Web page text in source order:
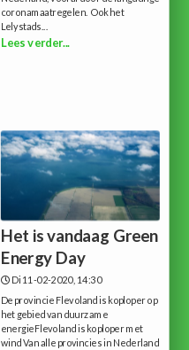
coronamaatregelen. Ook het
Lelystads...
Lees verder...
Het is vandaag Green
Energy Day
Di 11-02-2020, 14:30
De provincie Flevoland is koploper op
het gebied van duurzame
energieFlevoland is koploper met
wind Van alle provincies in Nederland